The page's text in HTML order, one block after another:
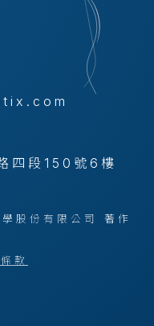
四段150號6樓
份有限公司 著作
款